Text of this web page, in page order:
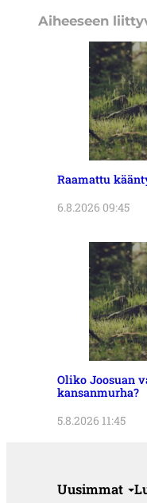
Aiheeseen
Raamattu
6.8.2026 09:45
Oliko Joosuan
kansanmurha?
5.8.2026 11:45
Uusimmat